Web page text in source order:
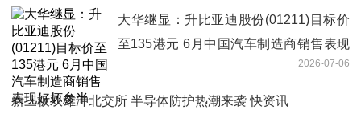
大华继显：升比亚迪股份(01211)目标价
至135港元 6月中国汽车制造商销售表现
2026-07-06
新三板双雄冲北交所 半导体防护热潮来袭 快资讯